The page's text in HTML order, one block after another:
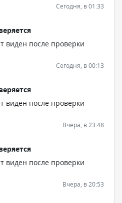
Сегодня, в 01:33
виден после проверки
Сегодня, в 00:13
виден после проверки
Вчера, в 23:48
виден после проверки
Вчера, в 20:53